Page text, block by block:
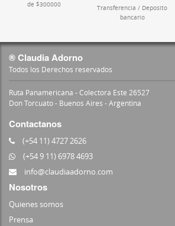
de $300000
Transferencia / Deposito
bancario
® Claudia Adorno
Todos los Derechos reservados
Ruta Panamericana - Colectora Este 26527
Don Torcuato - Buenos Aires - Argentina
Contactanos
(+54 11) 4727 2626
(+54 9 11) 6978 4693
info@claudiaadorno.com
Nosotros
Quienes somos
Prensa